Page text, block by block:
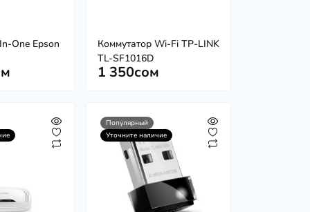
One Epson
Коммутатор Wi-Fi TP-LINK
TL-SF1016D
1 350сом
Популярный
Уточните наличие